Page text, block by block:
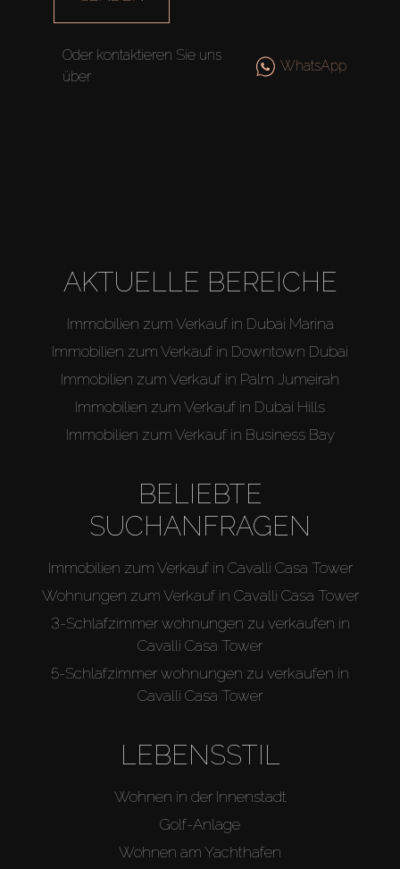
Agenten
Oder kontaktieren Sie uns
über
WhatsApp
AKTUELLE BEREICHE
Immobilien zum Verkauf in Dubai Marina
Immobilien zum Verkauf in Downtown Dubai
Immobilien zum Verkauf in Palm Jumeirah
Immobilien zum Verkauf in Dubai Hills
Immobilien zum Verkauf in Business Bay
BELIEBTE
SUCHANFRAGEN
Immobilien zum Verkauf in Cavalli Casa Tower
Wohnungen zum Verkauf in Cavalli Casa Tower
3-Schlafzimmer wohnungen zu verkaufen in
Cavalli Casa Tower
5-Schlafzimmer wohnungen zu verkaufen in
Cavalli Casa Tower
LEBENSSTIL
Wohnen in der Innenstadt
Golf-Anlage
Wohnen am Yachthafen